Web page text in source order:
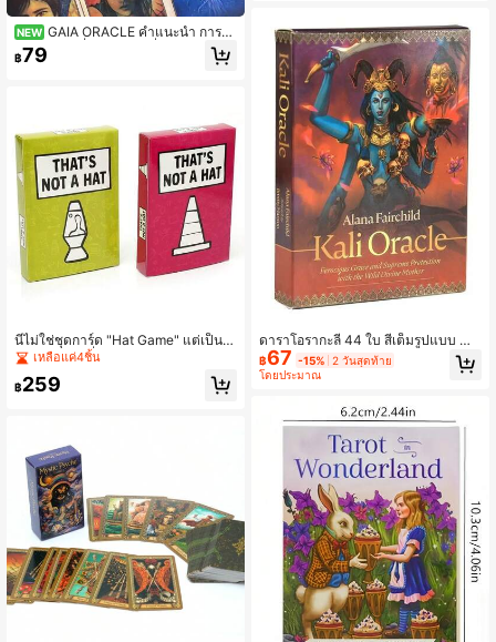
NEW GAIA ORACLE คำแนะนำ การยื
นยัน การเปลี่ยนแปลง เครื่องมือลึกลับระ
ดับเริ่มต้น
฿79
นี่ไม่ใช่ชุดการ์ด "Hat Game" แต่เป็นชุ
ดการ์ดขยายที่สมบูรณ์สำหรับเกม เกมบ
เหลือแค่4ชิ้น
฿259
ดาราโอรากะลี 44 ใบ สีเต็มรูปแบบ น้ำ
หนัก 100 กรัม
฿67 -15% 2 วันสุดท้าย
โดยประมาณ